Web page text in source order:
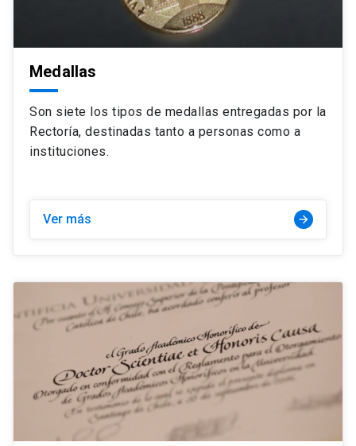
Medallas
Son siete los tipos de medallas entregadas por la
Rectoría, destinadas tanto a personas como a
instituciones.
Ver más arrow_forward